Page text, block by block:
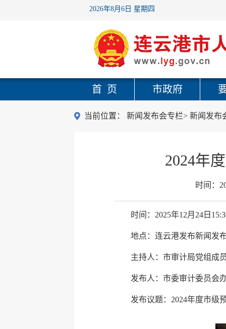
2026年8月6日 星期四
首 页 市政府
当前位置： 新闻发布会专栏> 新闻发布
2024年
时间：
时间：2025年12月24日
地点：连云港发布新闻发
主持人：市审计局党组成
发布人：市委审计委员会
发布议题：2024年度市级